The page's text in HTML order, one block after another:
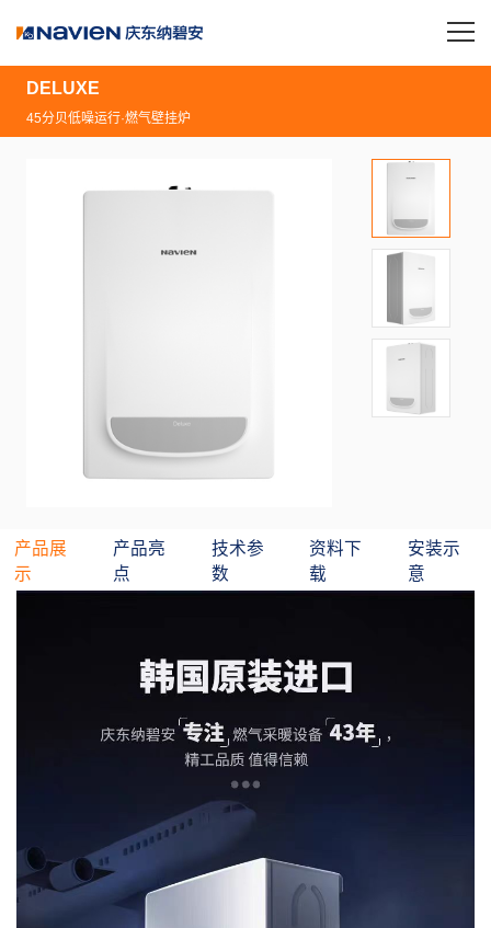
DELUXE
45分贝低噪运行·燃气壁挂炉
产品展
示
产品亮
点
技术参
数
资料下
载
安装示
意